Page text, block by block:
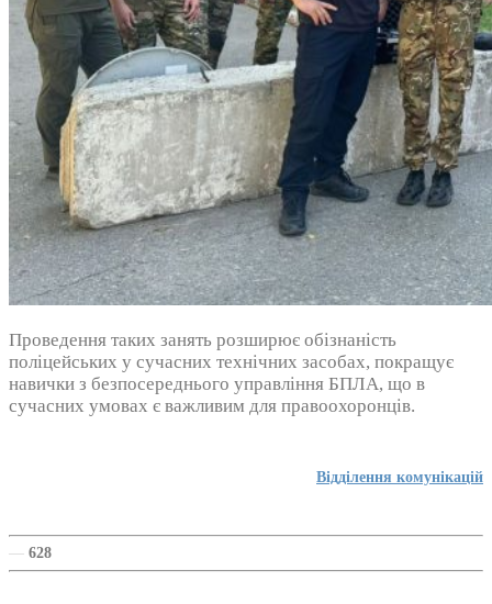
Проведення таких занять розширює обізнаність
поліцейських у сучасних технічних засобах, покращує
навички з безпосереднього управління БПЛА, що в
сучасних умовах є важливим для правоохоронців.
Відділення комунікацій
— 628